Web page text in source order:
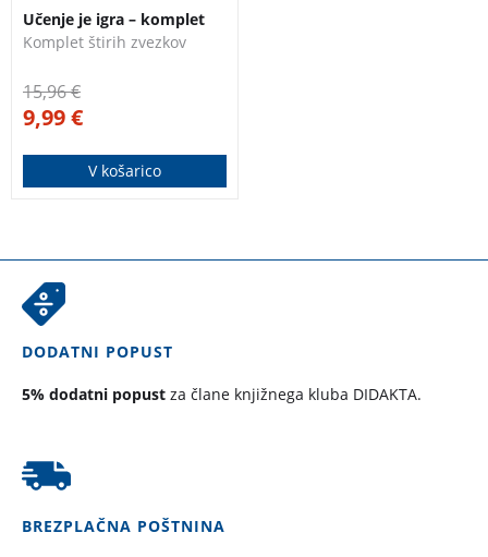
Učenje je igra – komplet
Komplet štirih zvezkov
15,96€
9,99€
V košarico
DODATNI POPUST
5% dodatni popust za člane knjižnega kluba DIDAKTA.
BREZPLAČNA POŠTNINA